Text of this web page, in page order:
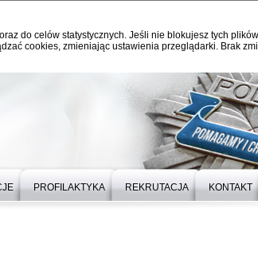
do celów statystycznych. Jeśli nie blokujesz tych
cookies, zmieniając ustawienia przeglądarki. Brak
PROFILAKTYKA REKRUTACJA KONTAKT